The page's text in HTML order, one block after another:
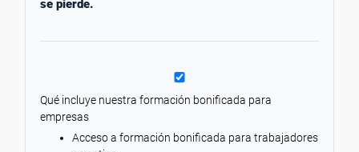
se pierde.
Qué incluye nuestra formación bonificada para
empresas
Acceso a formación bonificada para trabajadores